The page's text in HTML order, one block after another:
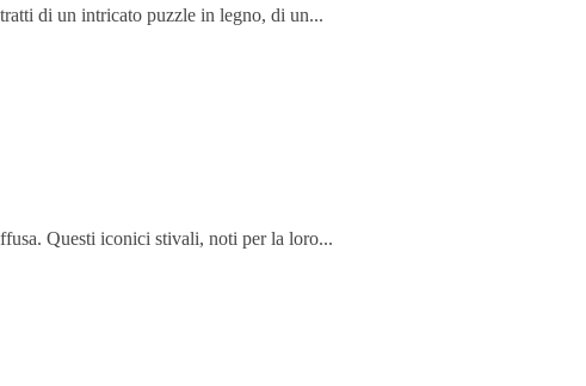
di un intricato puzzle in legno, di un...
Questi iconici stivali, noti per la loro...